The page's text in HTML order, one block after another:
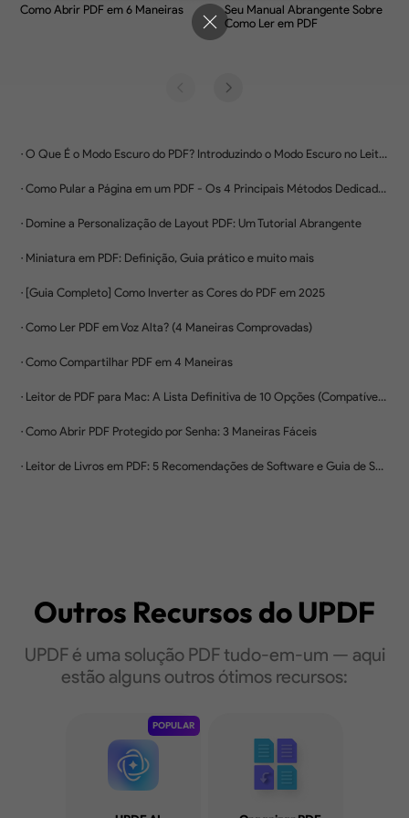
Sincronização Multiplataforma
Windows, macOS, iOS e Android
Criptografe documentos para garantir a
privacidade em todas as plataformas
Compre Agora
Dicas e Truques para Ler
Arquivos PDF
Outros Recursos do UPDF
UPDF é uma solução PDF tudo-em-um — aqui
estão alguns outros ótimos recursos:
POPULAR